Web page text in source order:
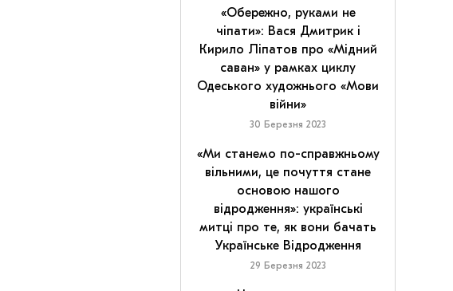
«Обережно, руками не
чіпати»: Вася Дмитрик і
Кирило Ліпатов про «Мідний
саван» у рамках циклу
Одеського художнього «Мови
війни»
30 Березня 2023
«Ми станемо по-справжньому
вільними, це почуття стане
основою нашого
відродження»: українські
митці про те, як вони бачать
Українське Відродження
29 Березня 2023